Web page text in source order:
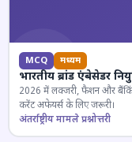
MCQ मध्यम
भारतीय ब्रांड एंबेसेडर
2026 में लक्जरी, फैशन और बैंकिंग
करेंट अफेयर्स के लिए जरूरी।
अंतर्राष्ट्रीय मामले प्रश्नोत्तरी